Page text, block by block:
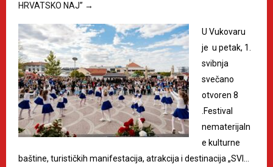
HRVATSKO NAJ” →
U Vukovaru
je u petak, 1.
svibnja
svečano
otvoren 8
.Festival
nematerijaln
e kulturne
baštine, turističkih manifestacija, atrakcija i destinacija „SVI…